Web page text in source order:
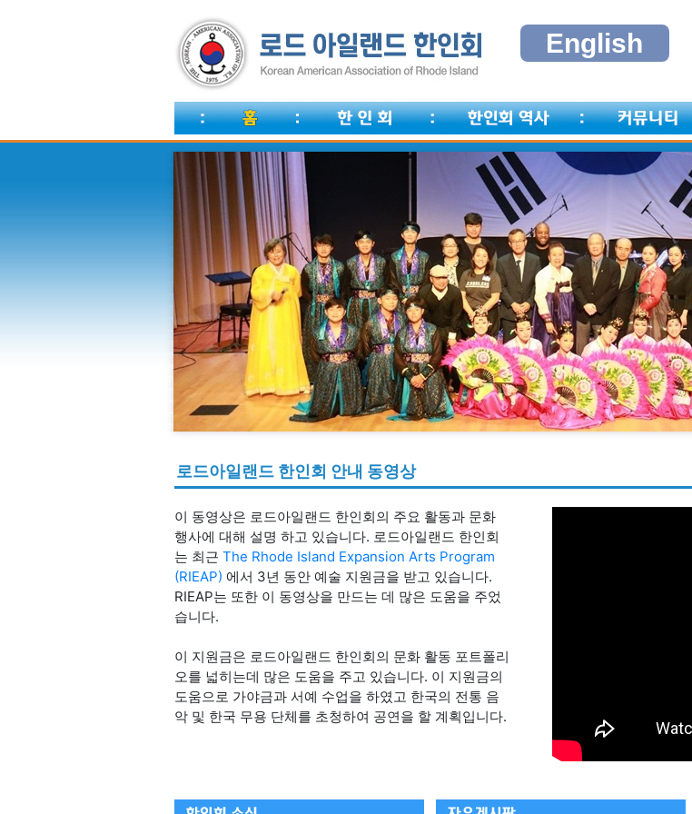
English
로드아일랜드 한인회 안내 동영상
이 동영상은 로드아일랜드 한인회의 주요 활동과 문화
행사에 대해 설명 하고 있습니다. 로드아일랜드 한인회
는 최근 The Rhode Island Expansion Arts Program
(RIEAP) 에서 3년 동안 예술 지원금을 받고 있습니다.
RIEAP는 또한 이 동영상을 만드는 데 많은 도움을 주었
습니다.
이 지원금은 로드아일랜드 한인회의 문화 활동 포트폴리
오를 넓히는데 많은 도움을 주고 있습니다. 이 지원금의
도움으로 가야금과 서예 수업을 하였고 한국의 전통 음
악 및 한국 무용 단체를 초청하여 공연을 할 계획입니다.